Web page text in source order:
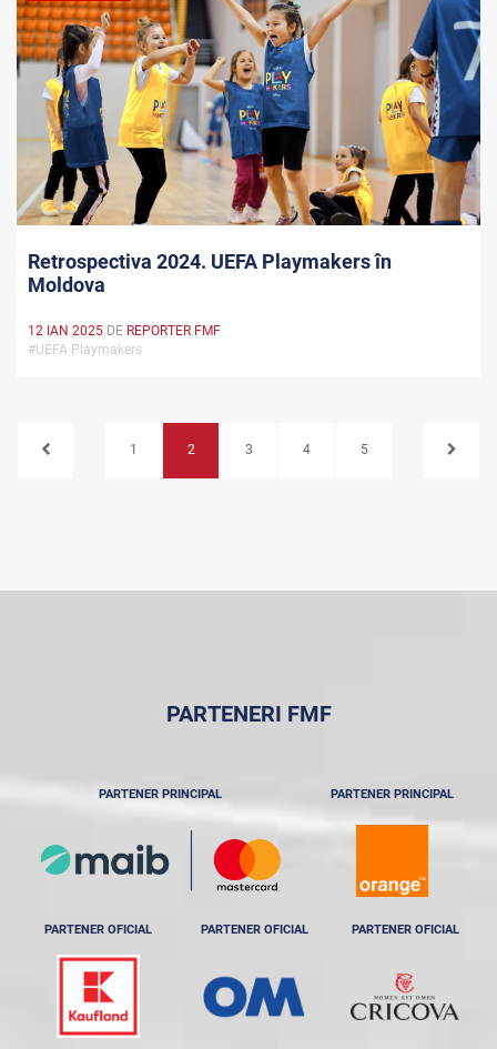
Retrospectiva 2024. UEFA Playmakers în
Moldova
12 IAN 2025 DE REPORTER FMF
#UEFA Playmakers
1 2 3 4 5
PARTENERI FMF
PARTENER PRINCIPAL PARTENER PRINCIPAL
PARTENER OFICIAL PARTENER OFICIAL PARTENER OFICIAL